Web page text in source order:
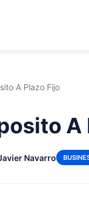
A Plazo Fijo
A
Navarro